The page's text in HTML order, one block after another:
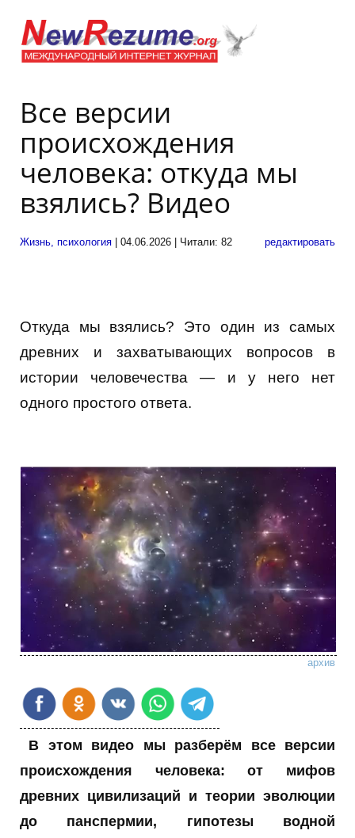
Все версии
происхождения
человека: откуда мы
взялись? Видео
редактировать
Жизнь, психология | 04.06.2026 | Читали: 82
Откуда мы взялись? Это один из самых
древних и захватывающих вопросов в
истории человечества — и у него нет
одного простого ответа.
архив
В этом видео мы разберём все версии
происхождения человека: от мифов
древних цивилизаций и теории эволюции
до панспермии, гипотезы водной